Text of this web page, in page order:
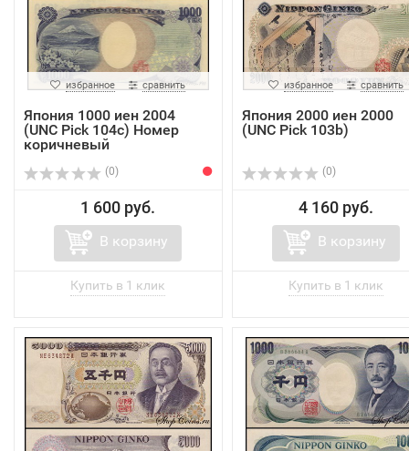
избранное сравнить
Япония 1000 иен 2004
(UNC Pick 104c) Номер
коричневый
(0)
1 600 руб.
В корзину
избранное сравнить
Япония 2000 иен 2000
(UNC Pick 103b)
(0)
4 160 руб.
В корзину